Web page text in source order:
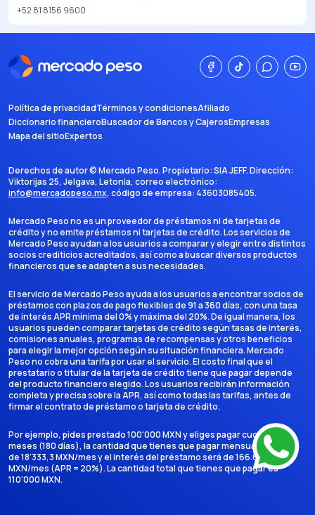
+52 81 8156 9600
Política de privacidadTérminos y condicionesAfiliado
Diccionario financieroBuscador de Bancos y CajerosEmpresas
Mapa del sitioExpertos
Derechos de autor ©Mercado Peso. Propietario:SIA JEFF. Dirección:
Viktorijas 25, Jelgava, Letonia, correo electrónico:
info@mercadopeso.mx, código de empresa: 43603085405.
Mercado Peso no es un proveedor de préstamos ni de tarjetas de
crédito y no emite préstamos ni tarjetas de crédito. Los servicios de
Mercado Peso ayudan a los usuarios a comparar y elegir entre distintos
socios crediticios acreditados, así como a buscar diversos productos
financieros que se adapten a sus necesidades.
El servicio de Mercado Peso ayuda a los usuarios a encontrar socios de
préstamos con plazos de pago flexibles de 91 a 360 días, con una tasa
de interés APR mínima del 0% y máxima del 20%. De igual manera, los
usuarios pueden comparar tarjetas de crédito según tasas de interés,
comisiones anuales, programas de recompensas y otros beneficios
para elegir la mejor opción según su situación financiera. Mercado
Peso no cobra una tarifa por usar el servicio. El costo final que el
prestatario o titular de la tarjeta de crédito tiene que pagar depende
del producto financiero elegido. Los usuarios recibirán información
completa y precisa sobre la APR, así como todas las tarifas, antes de
firmar el contrato de préstamo o tarjeta de crédito.
Por ejemplo, pides prestado 100'000 MXN y eliges pagar cuotas en 6
meses (180 días), la cantidad que tienes que pagar mensualmente es
de 18'333,3 MXN/mes y el interés del préstamo será de 166.666,7
MXN/mes (APR = 20%). La cantidad total que tienes que pagar es
110'000 MXN.